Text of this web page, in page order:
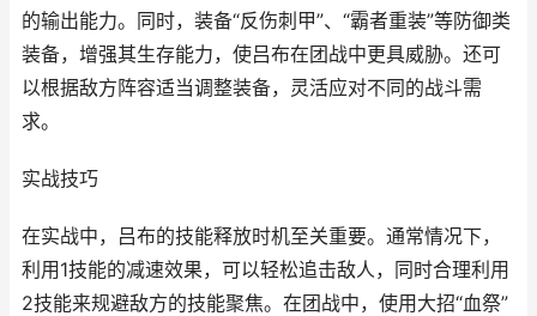
的输出能力。同时，装备“反伤刺甲”、“霸者重装”等防御类
装备，增强其生存能力，使吕布在团战中更具威胁。还可
以根据敌方阵容适当调整装备，灵活应对不同的战斗需
求。
实战技巧
在实战中，吕布的技能释放时机至关重要。通常情况下，
利用1技能的减速效果，可以轻松追击敌人，同时合理利用
2技能来规避敌方的技能聚焦。在团战中，使用大招“血祭”